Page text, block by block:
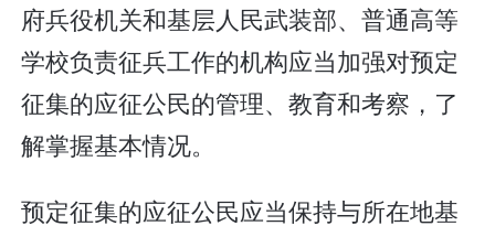
府兵役机关和基层人民武装部、普通高等
学校负责征兵工作的机构应当加强对预定
征集的应征公民的管理、教育和考察，了
解掌握基本情况。
预定征集的应征公民应当保持与所在地基